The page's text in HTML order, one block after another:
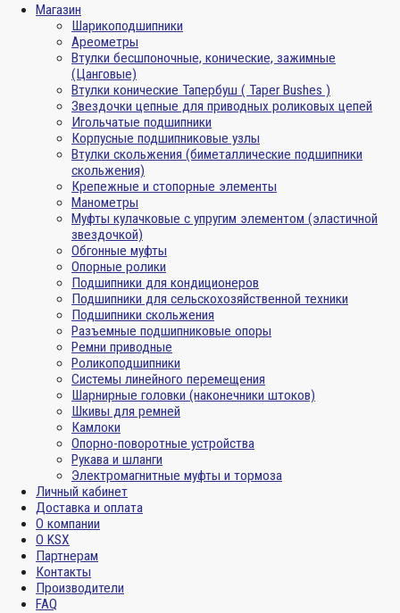
Магазин
Шарикоподшипники
Ареометры
Втулки бесшпоночные, конические, зажимные
(Цанговые)
Втулки конические Тапербуш ( Taper Bushes )
Звездочки цепные для приводных роликовых цепей
Игольчатые подшипники
Корпусные подшипниковые узлы
Втулки скольжения (биметаллические подшипники
скольжения)
Крепежные и стопорные элементы
Манометры
Муфты кулачковые с упругим элементом (эластичной
звездочкой)
Обгонные муфты
Опорные ролики
Подшипники для кондиционеров
Подшипники для сельскохозяйственной техники
Подшипники скольжения
Разъемные подшипниковые опоры
Ремни приводные
Роликоподшипники
Системы линейного перемещения
Шарнирные головки (наконечники штоков)
Шкивы для ремней
Камлоки
Опорно-поворотные устройства
Рукава и шланги
Электромагнитные муфты и тормоза
Личный кабинет
Доставка и оплата
О компании
О KSX
Партнерам
Контакты
Производители
FAQ